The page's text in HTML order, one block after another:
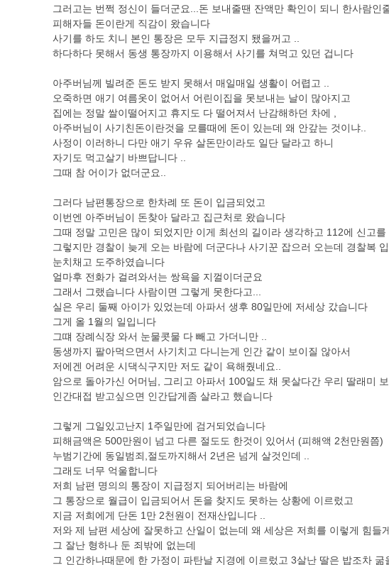
그러고는 번쩍 정신이 들더군요...돈 보내줄땐 잔액만 확인이 되니 한사람인
피해자들 돈이란게 직감이 왔습니다
사기를 하도 치니 본인 통장은 모두 지급정지 됐을꺼고 ..
하다하다 못해서 동생 통장까지 이용해서 사기를 쳐먹고 있던 겁니다
아주버님께 빌려준 돈도 받지 못해서 매일매일 생활이 어렵고 ..
오죽하면 애기 여름옷이 없어서 어린이집을 못보내는 날이 많아지고
집에는 정말 쌀이떨어지고 휴지도 다 떨어져서 난감해하던 차에 ,
아주버님이 사기친돈이란것을 모를때에 돈이 있는데 왜 안갚는 것이냐..
사정이 이러하니 다만 애기 우유 살돈만이라도 일단 달라고 하니
자기도 먹고살기 바쁘답니다 ..
그때 참 어이가 없더군요..
그러다 남편통장으로 한차례 또 돈이 입금되었고
이번엔 아주버님이 돈찾아 달라고 집근처로 왔습니다
그때 정말 고민은 많이 되었지만 이게 최선의 길이라 생각하고 112에 신고를
그렇지만 경찰이 늦게 오는 바람에 더군다나 사기꾼 잡으러 오는데 경찰복
눈치채고 도주하였습니다
얼마후 전화가 걸려와서는 쌍욕을 지껄이더군요
그래서 그랬습니다 사람이면 그렇게 못한다고...
실은 우리 둘째 아이가 있었는데 아파서 생후 80일만에 저세상 갔습니다
그게 올 1월의 일입니다
그떄 장례식장 와서 눈물콧물 다 빼고 가더니만 ..
동생까지 팔아먹으면서 사기치고 다니는게 인간 같이 보이질 않아서
저에겐 어려운 시댁식구지만 저도 같이 욕해줬네요..
암으로 돌아가신 어머님, 그리고 아파서 100일도 채 못살다간 우리 딸래미 보
인간대접 받고싶으면 인간답게좀 살라고 했습니다
그렇게 그일있고난지 1주일만에 검거되었습니다
피해금액은 500만원이 넘고 다른 절도도 한것이 있어서 (피해액 2천만원쯤)
누범기간에 동일범죄,절도까지해서 2년은 넘게 살것인데 ..
그래도 너무 억울합니다
저희 남편 명의의 통장이 지급정지 되어버리는 바람에
그 통장으로 월급이 입금되어서 돈을 찾지도 못하는 상황에 이르렀고
지금 저희에게 단돈 1만 2천원이 전재산입니다 ..
저와 제 남편 세상에 잘못하고 산일이 없는데 왜 세상은 저희를 이렇게 힘들
그 잘난 형하나 둔 죄밖에 없는데
그 인간하나때문에 한 가정이 파탄날 지경에 이르렀고 3살난 딸은 밥조차 굶